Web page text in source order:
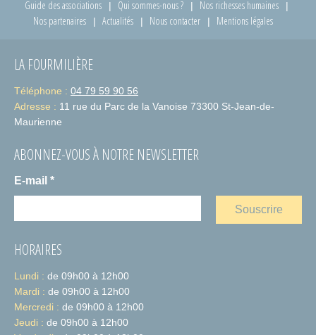
Guide des associations Qui sommes-nous ?
Nos richesses humaines
Nos partenaires
Actualités Nous contacter Mentions légales
LA FOURMILIÈRE
Téléphone : 04 79 59 90 56
Adresse : 11 rue du Parc de la Vanoise 73300 St-Jean-de-
Maurienne
ABONNEZ-VOUS À NOTRE NEWSLETTER
E-mail *
HORAIRES
Lundi : de 09h00 à 12h00
Mardi : de 09h00 à 12h00
Mercredi : de 09h00 à 12h00
Jeudi : de 09h00 à 12h00